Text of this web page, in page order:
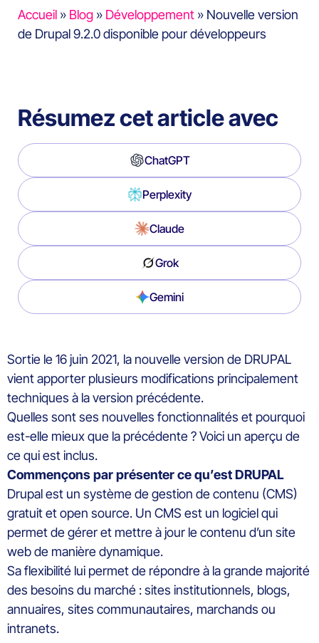
Accueil » Blog » Développement » Nouvelle version
de Drupal 9.2.0 disponible pour développeurs
Résumez cet article avec
ChatGPT
Perplexity
Claude
Grok
Gemini
Sortie le 16 juin 2021, la nouvelle version de DRUPAL
vient apporter plusieurs modifications principalement
techniques à la version précédente.
Quelles sont ses nouvelles fonctionnalités et pourquoi
est-elle mieux que la précédente ? Voici un aperçu de
ce qui est inclus.
Commençons par présenter ce qu’est DRUPAL
Drupal est un système de gestion de contenu (CMS)
gratuit et open source. Un CMS est un logiciel qui
permet de gérer et mettre à jour le contenu d’un site
web de manière dynamique.
Sa flexibilité lui permet de répondre à la grande majorité
des besoins du marché : sites institutionnels, blogs,
annuaires, sites communautaires, marchands ou
intranets.